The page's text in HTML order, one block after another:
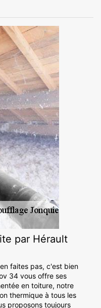
par Hérault
faites pas, c'est bien
34 vous offre ses
en toiture, notre
thermique à tous les
proposons toujours